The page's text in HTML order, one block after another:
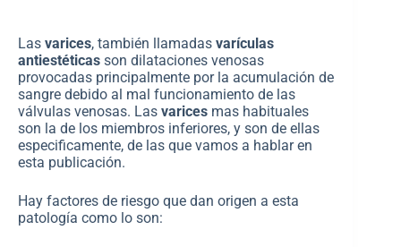
Las varices, también llamadas varículas
antiestéticas son dilataciones venosas
provocadas principalmente por la acumulación de
sangre debido al mal funcionamiento de las
válvulas venosas. Las varices mas habituales
son la de los miembros inferiores, y son de ellas
especificamente, de las que vamos a hablar en
esta publicación.
Hay factores de riesgo que dan origen a esta
patología como lo son: